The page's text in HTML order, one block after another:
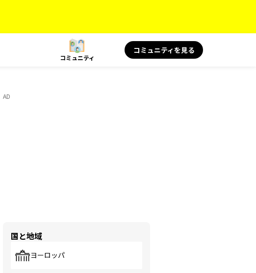
コミュニティ
コミュニティを見る
AD
国と地域
ヨーロッパ